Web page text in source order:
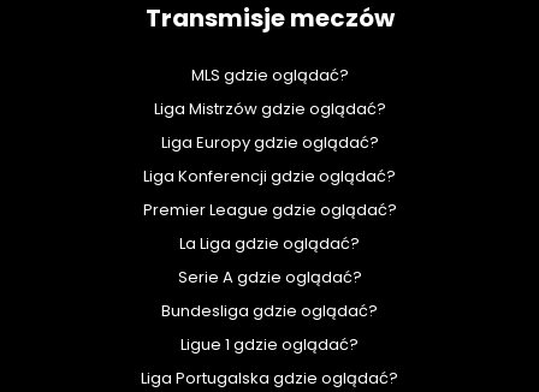
Transmisje meczów
MLS gdzie oglądać?
Liga Mistrzów gdzie oglądać?
Liga Europy gdzie oglądać?
Liga Konferencji gdzie oglądać?
Premier League gdzie oglądać?
La Liga gdzie oglądać?
Serie A gdzie oglądać?
Bundesliga gdzie oglądać?
Ligue 1 gdzie oglądać?
Liga Portugalska gdzie oglądać?